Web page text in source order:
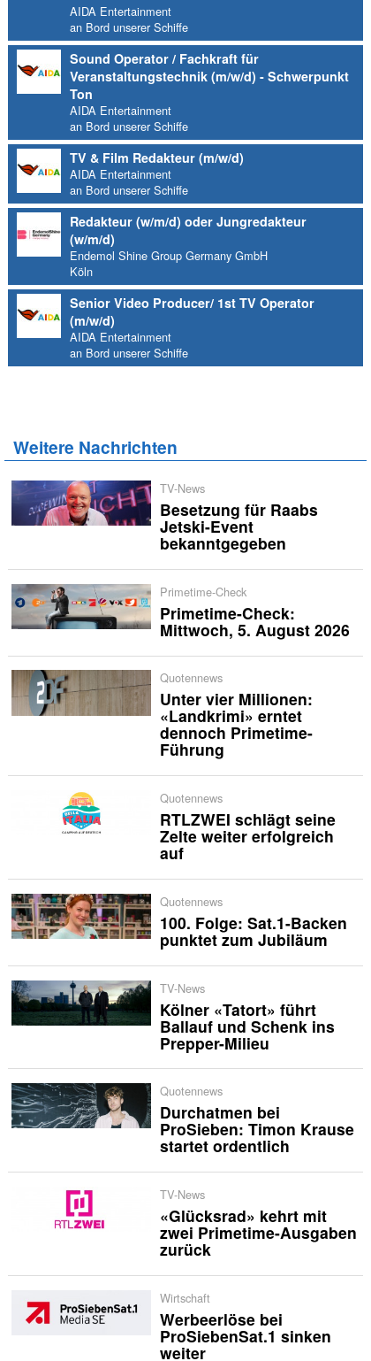
AIDA Entertainment
an Bord unserer Schiffe
Sound Operator / Fachkraft für
Veranstaltungstechnik (m/w/d) - Schwerpunkt
Ton
AIDA Entertainment
an Bord unserer Schiffe
TV & Film Redakteur (m/w/d)
AIDA Entertainment
an Bord unserer Schiffe
Redakteur (w/m/d) oder Jungredakteur
(w/m/d)
Endemol Shine Group Germany GmbH
Köln
Senior Video Producer/ 1st TV Operator
(m/w/d)
AIDA Entertainment
an Bord unserer Schiffe
Weitere Nachrichten
TV-News
Besetzung für Raabs
Jetski-Event
bekanntgegeben
Primetime-Check
Primetime-Check:
Mittwoch, 5. August 2026
Quotennews
Unter vier Millionen:
«Landkrimi» erntet
dennoch Primetime-
Führung
Quotennews
RTLZWEI schlägt seine
Zelte weiter erfolgreich
auf
Quotennews
100. Folge: Sat.1-Backen
punktet zum Jubiläum
TV-News
Kölner «Tatort» führt
Ballauf und Schenk ins
Prepper-Milieu
Quotennews
Durchatmen bei
ProSieben: Timon Krause
startet ordentlich
TV-News
«Glücksrad» kehrt mit
zwei Primetime-Ausgaben
zurück
Wirtschaft
Werbeerlöse bei
ProSiebenSat.1 sinken
weiter